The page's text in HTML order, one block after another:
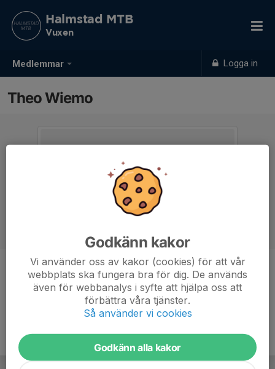
Medlemmar Logga in
Halmstad MTB
Vuxen
Theo Wiemo
Ålder 12 år
Godkänn kakor
Vi använder oss av kakor (cookies) för att vår
webbplats ska fungera bra för dig. De används
även för webbanalys i syfte att hjälpa oss att
förbättra våra tjänster.
Så använder vi cookies
Godkänn alla kakor